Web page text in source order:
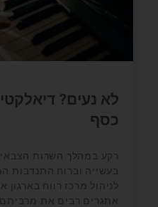
לא נעים?
כסף
רקע במהלך השרות
בעשייה וברוח התנדבות
לניהול מרכז רווח בארגון
אתגרים רבים את מרביתם